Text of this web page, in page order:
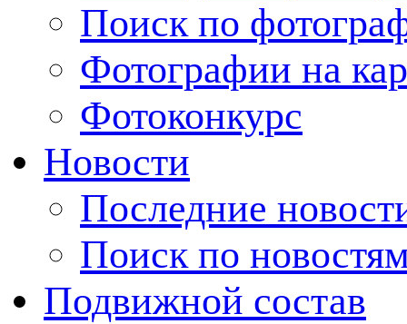
Поиск по
Фотографии на
Фотоконкурс
Новости
Последние
Поиск по
Подвижной состав